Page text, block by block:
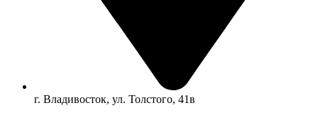
г. Владивосток, ул. Толстого, 41в